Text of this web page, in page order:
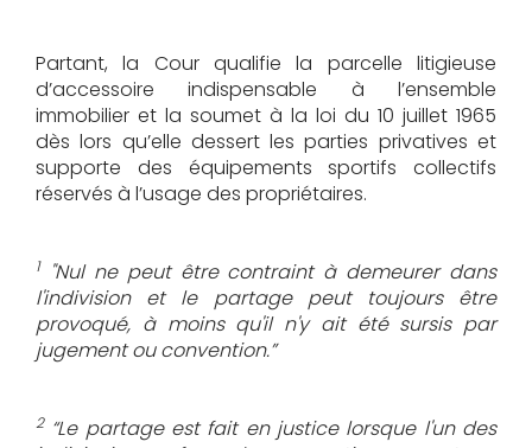
Partant, la Cour qualifie la parcelle litigieuse
d’accessoire indispensable à l’ensemble
immobilier et la soumet à la loi du 10 juillet 1965
dès lors qu’elle dessert les parties privatives et
supporte des équipements sportifs collectifs
réservés à l’usage des propriétaires.
1"Nul ne peut être contraint à demeurer dans
l'indivision et le partage peut toujours être
provoqué, à moins qu'il n'y ait été sursis par
jugement ou convention.”
2“Le partage est fait en justice lorsque l'un des